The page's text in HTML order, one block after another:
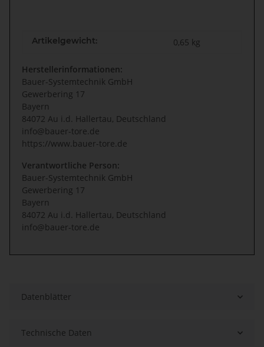
Artikelgewicht: 0,65 kg
Herstellerinformationen:
Bauer-Systemtechnik GmbH
Gewerbering 17
Bayern
84072 Au i.d. Hallertau, Deutschland
info@bauer-tore.de
https://www.bauer-tore.de
Verantwortliche Person:
Bauer-Systemtechnik GmbH
Gewerbering 17
Bayern
84072 Au i.d. Hallertau, Deutschland
info@bauer-tore.de
Datenblätter
Technische Daten